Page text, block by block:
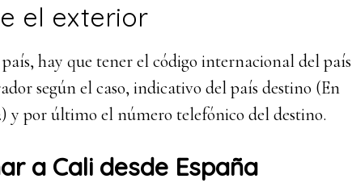
el exterior
hay que tener el código internacional del país
según el caso, indicativo del país destino (En
y por último el número telefónico del destino.
a Cali desde España